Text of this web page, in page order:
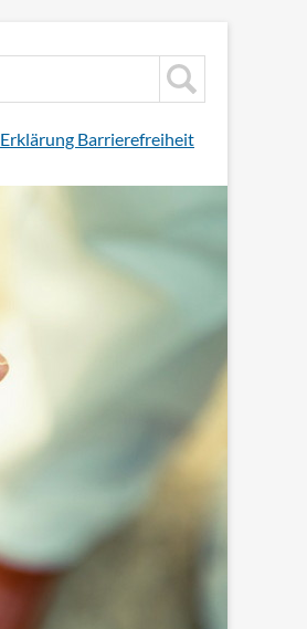
Erklärung Barrierefreiheit